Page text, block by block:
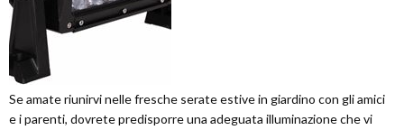
Se amate riunirvi nelle fresche serate estive in giardino con gli amici
e i parenti, dovrete predisporre una adeguata illuminazione che vi